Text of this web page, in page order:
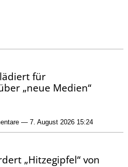
für
„neue Medien“
— 7. August 2026 15:24
„Hitzegipfel“ von